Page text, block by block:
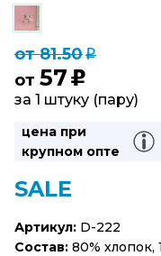
от 81.50q
от 57 u
за 1 штуку (пару)
цена при
крупном опте
SALE
Артикул: D-222
Состав: 80% хлопок,